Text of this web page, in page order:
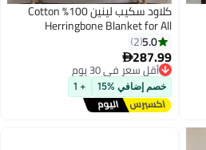
كلاود سكيب لينين 100% Cotton
Herringbone Blanket for All
Season, Soft and Breathable
Thermal Blanket,Seafoam
5.0
2
287.99
أقل سعر في 30 يوم
توصيل مجاني
أقل سعر في 30 يوم
خصم إضافي %15 + 1